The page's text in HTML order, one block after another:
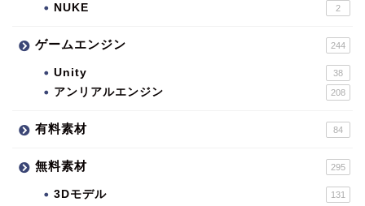
NUKE 2
ゲームエンジン 244
Unity 38
アンリアルエンジン 208
有料素材 84
無料素材 295
3Dモデル 131